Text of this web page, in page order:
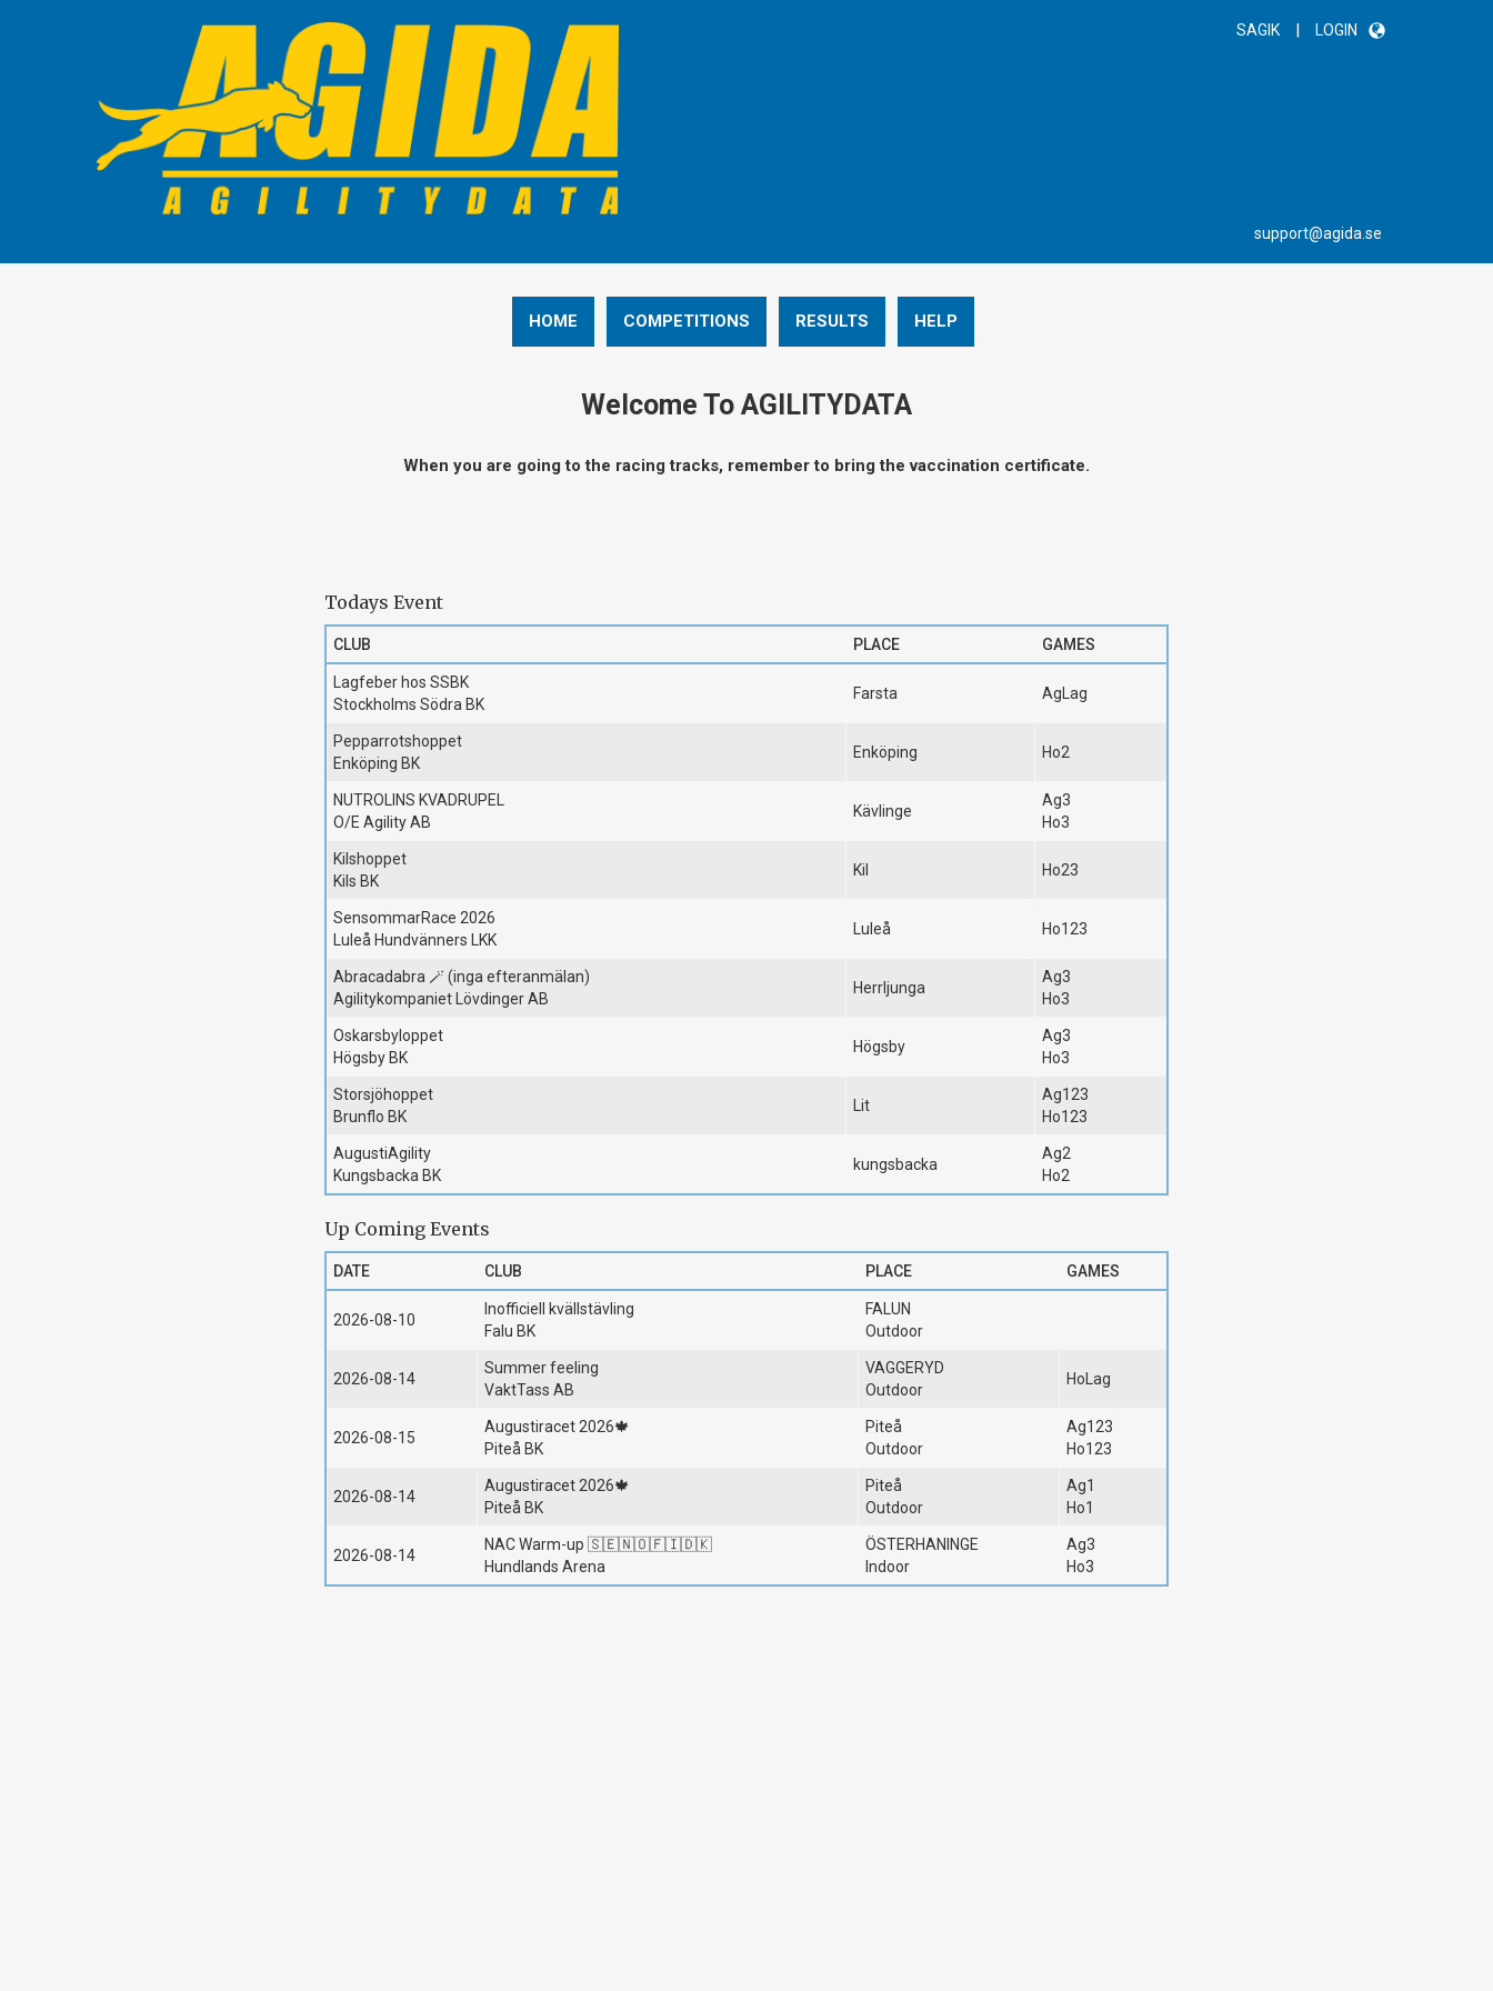
SAGIK | LOGIN
support@agida.se
HOME COMPETITIONS RESULTS HELP
Welcome To AGILITYDATA
When you are going to the racing tracks, remember to bring the vaccination certificate.
Todays Event
CLUB PLACE GAMES
Lagfeber hos SSBK
Stockholms Södra BK
Farsta AgLag
Pepparrotshoppet
Enköping BK
Enköping Ho2
NUTROLINS KVADRUPEL
O/E Agility AB
Kävlinge
Ag3
Ho3
Kilshoppet
Kils BK
Kil Ho23
SensommarRace 2026
Luleå Hundvänners LKK
Luleå Ho123
Abracadabra 🪄 (inga efteranmälan)
Agilitykompaniet Lövdinger AB
Herrljunga
Ag3
Ho3
Oskarsbyloppet
Högsby BK
Högsby
Ag3
Ho3
Storsjöhoppet
Brunflo BK
Lit
Ag123
Ho123
AugustiAgility
Kungsbacka BK
kungsbacka
Ag2
Ho2
Up Coming Events
DATE CLUB PLACE GAMES
2026-08-10
Inofficiell kvällstävling
Falu BK
FALUN
Outdoor
2026-08-14
Summer feeling
VaktTass AB
VAGGERYD
Outdoor
HoLag
2026-08-15
Augustiracet 2026🍁
Piteå BK
Piteå
Outdoor
Ag123
Ho123
2026-08-14
Augustiracet 2026🍁
Piteå BK
Piteå
Outdoor
Ag1
Ho1
2026-08-14
NAC Warm-up 🇸🇪🇳🇴🇫🇮🇩🇰
Hundlands Arena
ÖSTERHANINGE
Indoor
Ag3
Ho3